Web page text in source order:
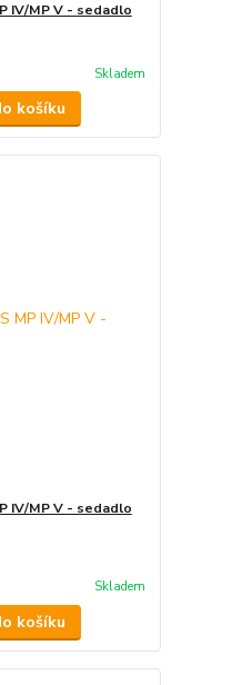
IV/MP V - sedadlo
Skladem
košíku
IV/MP V - sedadlo
Skladem
košíku